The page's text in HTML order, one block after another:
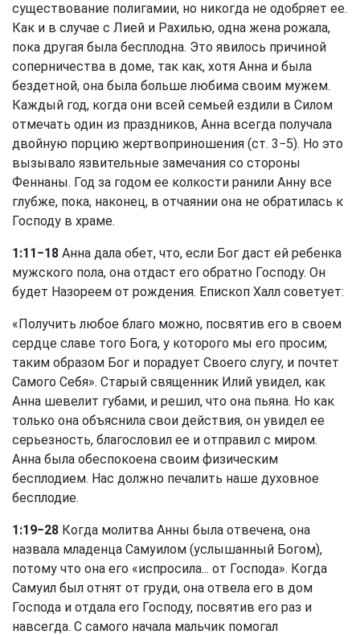
существование полигамии, но никогда не одобряет ее.
Как и в случае с Лией и Рахилью, одна жена рожала,
пока другая была бесплодна. Это явилось причиной
соперничества в доме, так как, хотя Анна и была
бездетной, она была больше любима своим мужем.
Каждый год, когда они всей семьей ездили в Силом
отмечать один из праздников, Анна всегда получала
двойную порцию жертвоприношения (ст. 3−5). Но это
вызывало язвительные замечания со стороны
Феннаны. Год за годом ее колкости ранили Анну все
глубже, пока, наконец, в отчаянии она не обратилась к
Господу в храме.
1:11−18 Анна дала обет, что, если Бог даст ей ребенка
мужского пола, она отдаст его обратно Господу. Он
будет Назореем от рождения. Епископ Халл советует:
«Получить любое благо можно, посвятив его в своем
сердце славе того Бога, у которого мы его просим;
таким образом Бог и порадует Своего слугу, и почтет
Самого Себя». Старый священник Илий увидел, как
Анна шевелит губами, и решил, что она пьяна. Но как
только она объяснила свои действия, он увидел ее
серьезность, благословил ее и отправил с миром.
Анна была обеспокоена своим физическим
бесплодием. Нас должно печалить наше духовное
бесплодие.
1:19−28 Когда молитва Анны была отвечена, она
назвала младенца Самуилом (услышанный Богом),
потому что она его «испросила... от Господа». Когда
Самуил был отнят от груди, она отвела его в дом
Господа и отдала его Господу, посвятив его раз и
навсегда. С самого начала мальчик помогал